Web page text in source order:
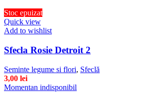
Stoc epuizat
Quick view
Add to wishlist
Sfecla Rosie Detroit 2
Seminte legume si flori, Sfeclă
3,00 lei
Momentan indisponibil